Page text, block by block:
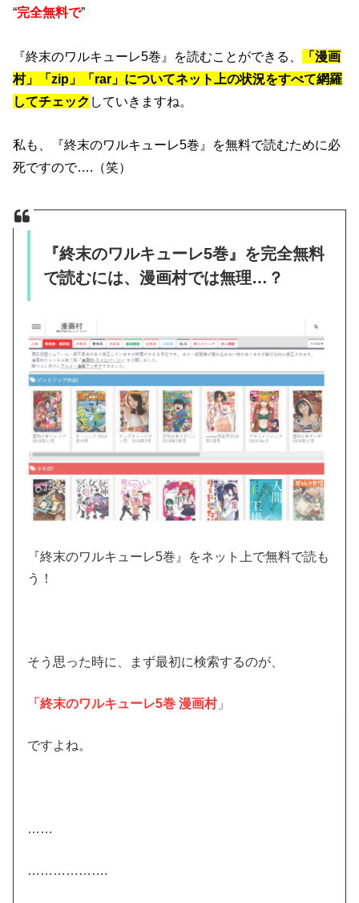
“完全無料で”
『終末のワルキューレ5巻』を読むことができる、
「漫画
村」「zip」「rar」についてネット上の状況をすべて網羅
してチェック していきますね。
私も、『終末のワルキューレ5巻』を無料で読むために必
死ですので….（笑）
『終末のワルキューレ5巻』を完全無料
で読むには、漫画村では無理…？
『終末のワルキューレ5巻』をネット上で無料で読も
う！
そう思った時に、まず最初に検索するのが、
「終末のワルキューレ5巻 漫画村」
ですよね。
……
……………….